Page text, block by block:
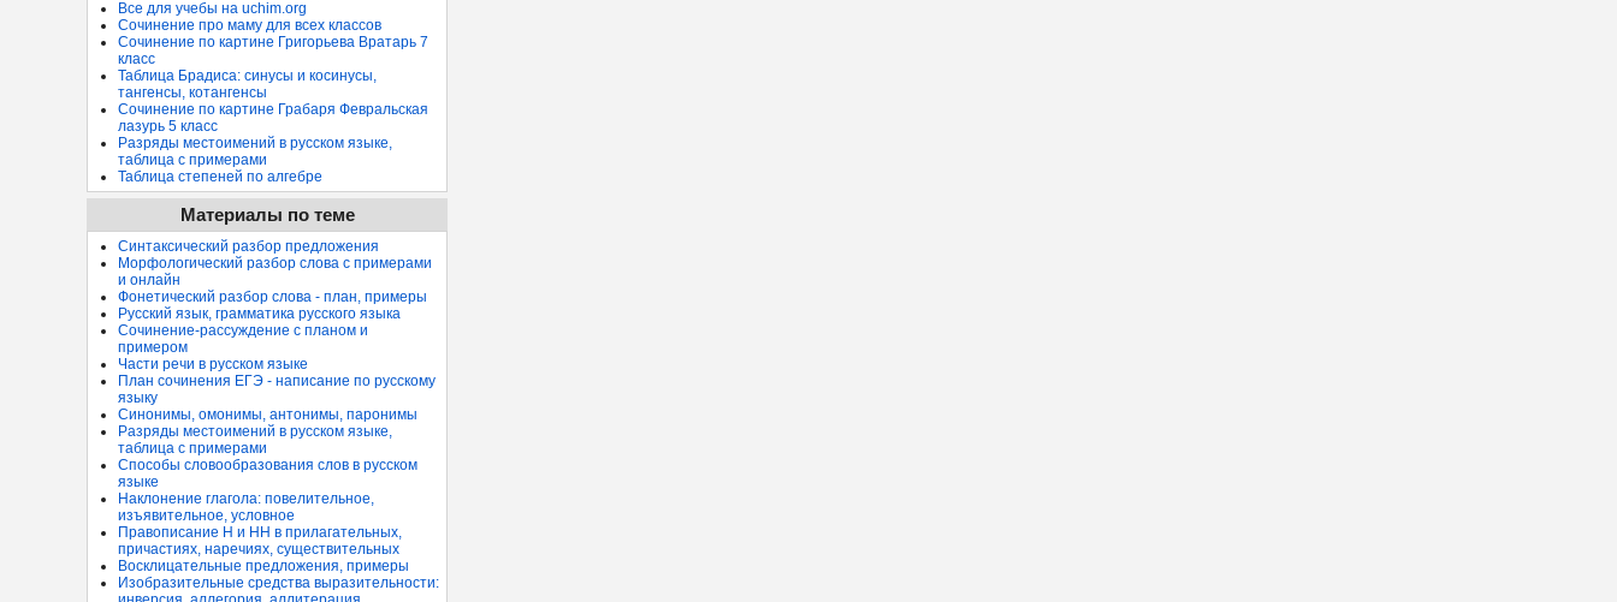
Все для учебы на uchim.org
Сочинение про маму для всех классов
Сочинение по картине Григорьева Вратарь 7
класс
Таблица Брадиса: синусы и косинусы,
тангенсы, котангенсы
Сочинение по картине Грабаря Февральская
лазурь 5 класс
Разряды местоимений в русском языке,
таблица с примерами
Таблица степеней по алгебре
Материалы по теме
Синтаксический разбор предложения
Морфологический разбор слова с примерами
и онлайн
Фонетический разбор слова - план, примеры
Русский язык, грамматика русского языка
Сочинение-рассуждение с планом и
примером
Части речи в русском языке
План сочинения ЕГЭ - написание по русскому
языку
Синонимы, омонимы, антонимы, паронимы
Разряды местоимений в русском языке,
таблица с примерами
Способы словообразования слов в русском
языке
Наклонение глагола: повелительное,
изъявительное, условное
Правописание Н и НН в прилагательных,
причастиях, наречиях, существительных
Восклицательные предложения, примеры
Изобразительные средства выразительности: